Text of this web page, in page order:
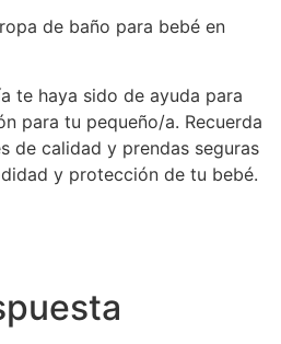
de baño para bebé en
te haya sido de ayuda para
para tu pequeño/a. Recuerda
de calidad y prendas seguras
y protección de tu bebé.